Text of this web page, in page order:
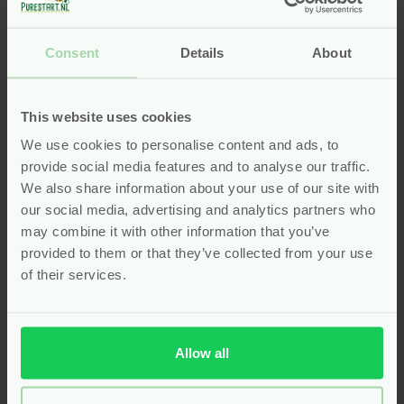
Consent Details About
This website uses cookies
We use cookies to personalise content and ads, to
provide social media features and to analyse our traffic.
We also share information about your use of our site with
our social media, advertising and analytics partners who
may combine it with other information that you’ve
provided to them or that they’ve collected from your use
of their services.
Allow all
Met de natuurlijke handverzorging van Pure Start
dag opnieuw, voor jong én oud.
Zachte schuimzeep voor de
allerkleinsten
Voor jonge kinderen is handen wassen niet altijd een
favoriete bezigheid, maar met de juiste zeep wordt
het een leuk en prettig moment. DeAttitudeLittle
Leaves Foam Handzeep Watermeloen & Kokosis
speciaal ontwikkeld om het handen wassen voor
makkelijk en leuk, zelfs voor peuters die graag zelf